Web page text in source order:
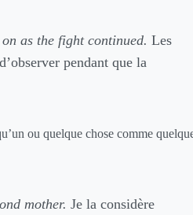
as the fight continued. Les
pendant que la
ou quelque chose comme
mother. Je la considère